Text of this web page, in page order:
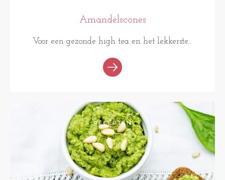
Amandelscones
Voor een gezonde high tea en het lekkerste...
RECEPTEN